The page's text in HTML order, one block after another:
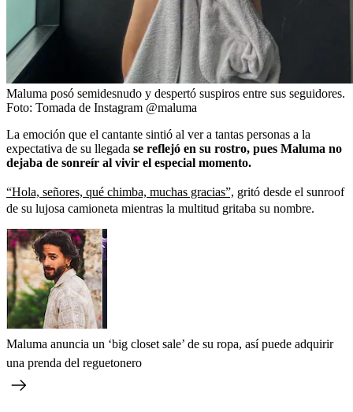
Maluma posó semidesnudo y despertó suspiros entre sus seguidores.
Foto: Tomada de Instagram @maluma
La emoción que el cantante sintió al ver a tantas personas a la
expectativa de su llegada se reflejó en su rostro, pues Maluma no
dejaba de sonreír al vivir el especial momento.
“Hola, señores, qué chimba, muchas gracias”, gritó desde el sunroof
de su lujosa camioneta mientras la multitud gritaba su nombre.
Maluma anuncia un ‘big closet sale’ de su ropa, así puede adquirir
una prenda del reguetonero